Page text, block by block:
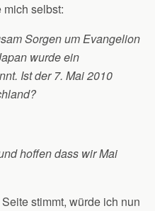
selbst:
Sorgen um Evangelion
wurde ein
Ist der 7. Mai 2010
hoffen dass wir Mai
stimmt, würde ich nun